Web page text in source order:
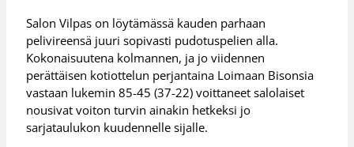
Salon Vilpas on löytämässä kauden parhaan
pelivireensä juuri sopivasti pudotuspelien alla.
Kokonaisuutena kolmannen, ja jo viidennen
perättäisen kotiottelun perjantaina Loimaan Bisonsia
vastaan lukemin 85-45 (37-22) voittaneet salolaiset
nousivat voiton turvin ainakin hetkeksi jo
sarjataulukon kuudennelle sijalle.